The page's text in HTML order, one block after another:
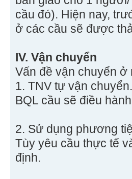
cầu đó). Hiện nay,
ở các cầu sẽ được
IV. Vận chuyển
Vấn đề vận chuyển ở
1. TNV tự vận chuyển.
BQL cầu sẽ điều
2. Sử dụng phương
Tùy yêu cầu thực tế
định.